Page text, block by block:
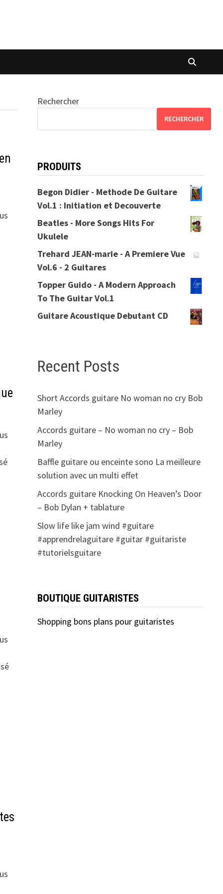
Rechercher
RECHERCHER
PRODUITS
Begon Didier - Methode De Guitare
Vol.1 : Initiation et Decouverte
Beatles - More Songs Hits For
Ukulele
Trehard JEAN-marie - A Premiere Vue
Vol.6 - 2 Guitares
Topper Guido - A Modern Approach
To The Guitar Vol.1
Guitare Acoustique Debutant CD
Recent Posts
Short Accords guitare No woman no cry Bob
Marley
Accords guitare – No woman no cry – Bob
Marley
Baffle guitare ou enceinte sono La meilleure
solution avec un multi effet
Accords guitare Knocking On Heaven’s Door
– Bob Dylan + tablature
Slow life like jam wind #guitare
#apprendrelaguitare #guitar #guitariste
#tutorielsguitare
BOUTIQUE GUITARISTES
Shopping bons plans pour guitaristes